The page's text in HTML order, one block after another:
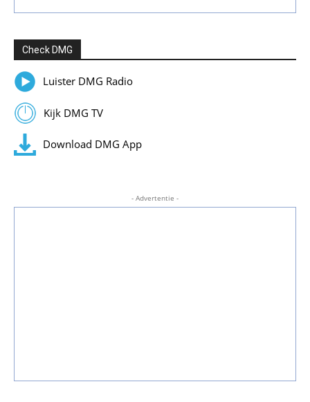
Check DMG
Luister DMG Radio
Kijk DMG TV
Download DMG App
- Advertentie -